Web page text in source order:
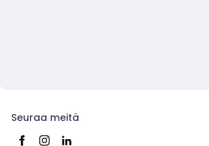
Seuraa meitä